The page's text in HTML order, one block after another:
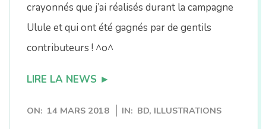
crayonnés que j’ai réalisés durant la campagne
Ulule et qui ont été gagnés par de gentils
contributeurs ! ^o^
LIRE LA NEWS ►
2018-
ON: 14 MARS 2018 IN: BD, ILLUSTRATIONS